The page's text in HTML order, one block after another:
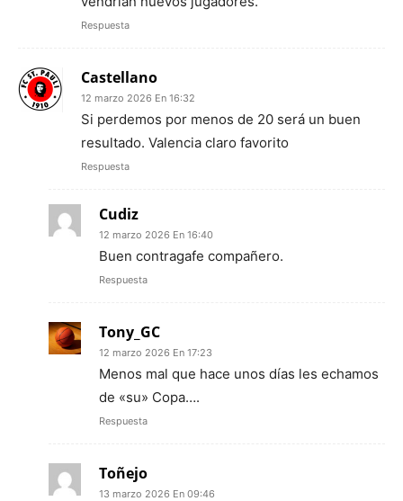
Respuesta
Castellano
12 marzo 2026 En 16:32
Si perdemos por menos de 20 será un buen
resultado. Valencia claro favorito
Respuesta
Cudiz
12 marzo 2026 En 16:40
Buen contragafe compañero.
Respuesta
Tony_GC
12 marzo 2026 En 17:23
Menos mal que hace unos días les echamos
de «su» Copa….
Respuesta
Toñejo
13 marzo 2026 En 09:46